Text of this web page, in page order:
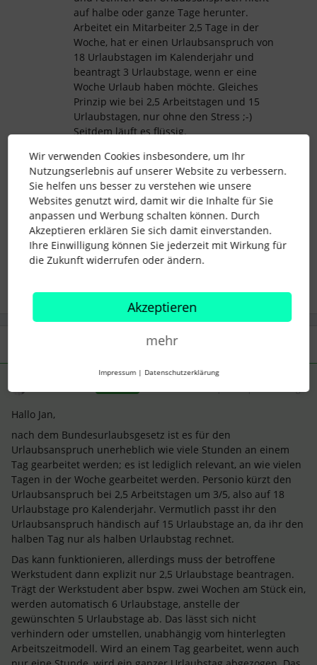
auf halbe oder ganze Tage herunter.
Arbeitet ein Mitarbeiter 2,5 Tage in der
Woche, hat er einen Urlaubsanspruch von
18 Urlaubstagen im Kalenderjahr und
beantragt 3 Urlaubstage, wenn er eine
Woche Urlaub haben möchte. Gleiches
Prinzip wie bei 2,5 Arbeitstagen und 15
Urlaubstagen, nur ohne den Stress ;-)
Seitdem läuft es flüssig.
Viele Grüße
Marvin
urlaub abwesenheiten Urlaubsanspruch
werkstudenten
Hallo Jan,
nach dem Bundesurlaubsgesetz ist es für den
Urlaubsanspruch unerheblich wie viele Stunden an einem
Tag gearbeitet werden; es ist lediglich relevant, an wie vielen
Tagen in der Woche gearbeitet werden. Personio kürzt den
Urlaubsanspruch bei 2,5 Arbeitstagen um 3/5, also auf 18
Urlaubstage pro Kalenderjahr. Vermutlich passt ihr den
Urlaubsanspruch händisch auf 15 Urlaubstage an, da ihr den
halben Tag nur als halben Urlaubstag rechnet.
Das kann funktionieren, allerdings muss der betroffene
Werkstudent dann explizit nur 2,5 Urlaubstage beantragen.
Trägt der Werkstudent aber bspw. zwei Wochen am Stück ein,
werden automatisch 6 Urlaubstage, anstelle der
gewünschten 5 Urlaubstage ab. Das lässt sich nicht
verhindern oder umstellen, unabhängig vom hinterlegten
Arbeitszeitmodell. Wird an einem Tag gearbeitet, wenn auch
Wir verwenden Cookies insbesondere, um Ihr
Nutzungserlebnis auf unserer Website zu verbessern.
Sie helfen uns besser zu verstehen wie unsere
Websites genutzt wird, damit wir die Inhalte für Sie
anpassen und Werbung schalten können. Durch
Akzeptieren erklären Sie sich damit einverstanden.
Ihre Einwilligung können Sie jederzeit mit Wirkung für
die Zukunft widerrufen oder ändern.
Akzeptieren
mehr
Impressum | Datenschutzerklärung